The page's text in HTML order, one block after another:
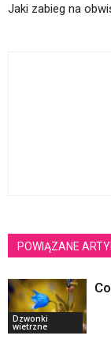
Jaki zabieg na
POWIĄZANE
Dzwonki
wietrzne